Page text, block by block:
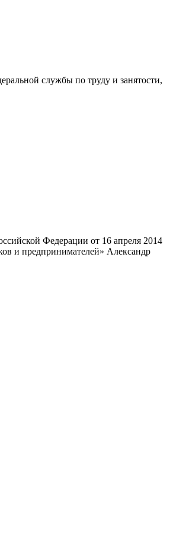
службы по труду и занятости,
Федерации от 16 апреля 2014
и предпринимателей» Александр